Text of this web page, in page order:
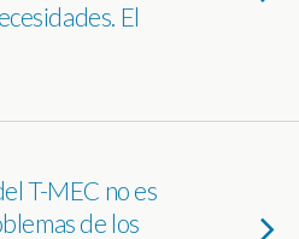
El
T-MEC no es
de los